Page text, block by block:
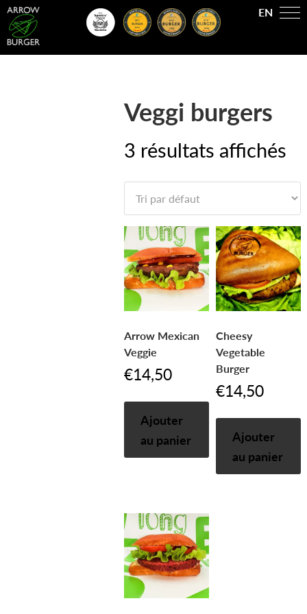
EN
Veggi burgers
3 résultats affichés
Arrow Mexican
Veggie
€14,50
Ajouter
au panier
Cheesy
Vegetable
Burger
€14,50
Ajouter
au panier